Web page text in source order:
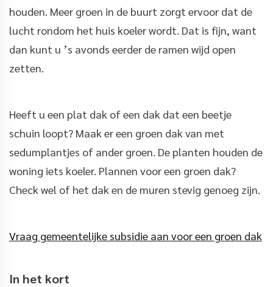
houden. Meer groen in de buurt zorgt ervoor dat de
lucht rondom het huis koeler wordt. Dat is fijn, want
dan kunt u ’s avonds eerder de ramen wijd open
zetten.
Heeft u een plat dak of een dak dat een beetje
schuin loopt? Maak er een groen dak van met
sedumplantjes of ander groen. De planten houden de
woning iets koeler. Plannen voor een groen dak?
Check wel of het dak en de muren stevig genoeg zijn.
Vraag gemeentelijke subsidie aan voor een groen dak
In het kort